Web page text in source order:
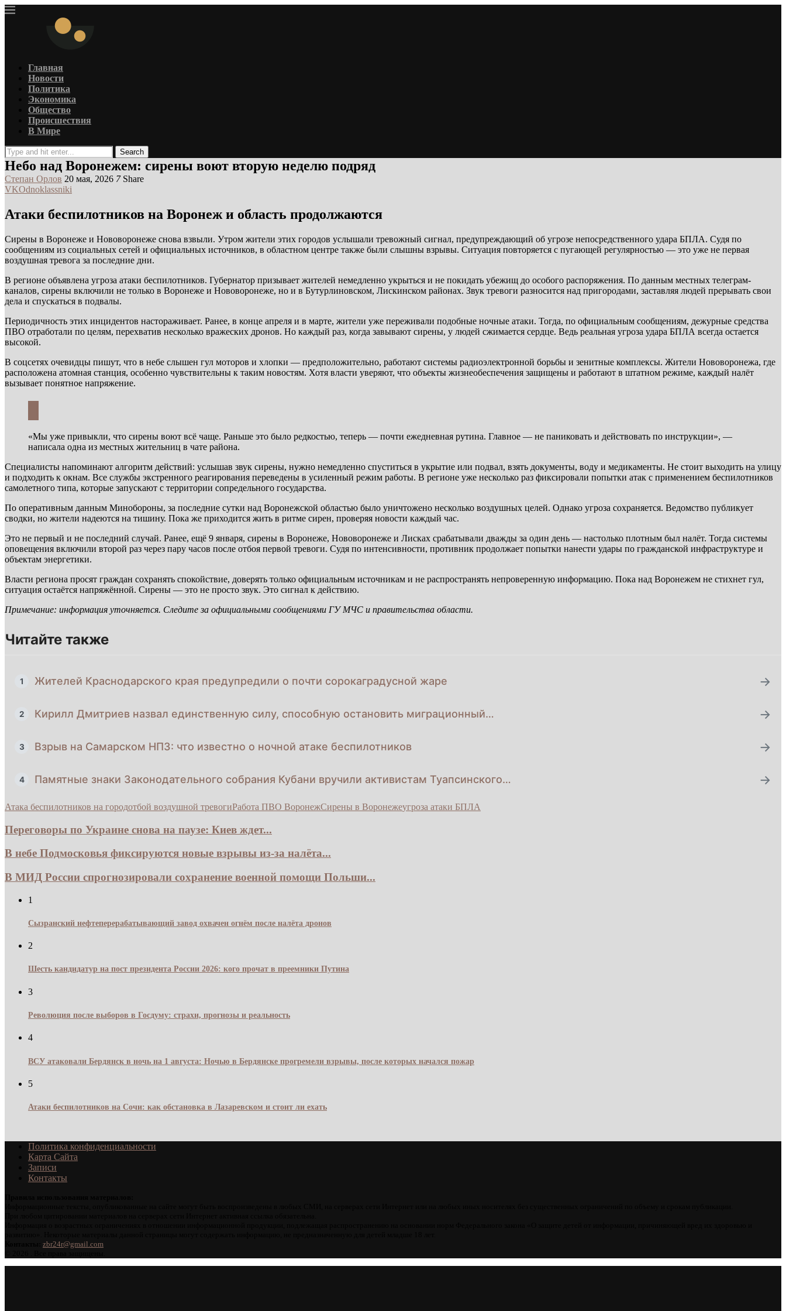
Главная
Новости
Политика
Экономика
Общество
Происшествия
В Мире
Search
Небо над Воронежем: сирены воют вторую неделю подряд
Степан Орлов 20 мая, 2026 7 Share
VKOdnoklassniki
Атаки беспилотников на Воронеж и область продолжаются
Сирены в Воронеже и Нововоронеже снова взвыли. Утром жители этих городов услышали тревожный сигнал, предупреждающий об угрозе непосредственного удара БПЛА. Судя по
сообщениям из социальных сетей и официальных источников, в областном центре также были слышны взрывы. Ситуация повторяется с пугающей регулярностью — это уже не первая
воздушная тревога за последние дни.
В регионе объявлена угроза атаки беспилотников. Губернатор призывает жителей немедленно укрыться и не покидать убежищ до особого распоряжения. По данным местных телеграм-
каналов, сирены включили не только в Воронеже и Нововоронеже, но и в Бутурлиновском, Лискинском районах. Звук тревоги разносится над пригородами, заставляя людей прерывать свои
дела и спускаться в подвалы.
Периодичность этих инцидентов настораживает. Ранее, в конце апреля и в марте, жители уже переживали подобные ночные атаки. Тогда, по официальным сообщениям, дежурные средства
ПВО отработали по целям, перехватив несколько вражеских дронов. Но каждый раз, когда завывают сирены, у людей сжимается сердце. Ведь реальная угроза удара БПЛА всегда остается
высокой.
В соцсетях очевидцы пишут, что в небе слышен гул моторов и хлопки — предположительно, работают системы радиоэлектронной борьбы и зенитные комплексы. Жители Нововоронежа, где
расположена атомная станция, особенно чувствительны к таким новостям. Хотя власти уверяют, что объекты жизнеобеспечения защищены и работают в штатном режиме, каждый налёт
вызывает понятное напряжение.
«Мы уже привыкли, что сирены воют всё чаще. Раньше это было редкостью, теперь — почти ежедневная рутина. Главное — не паниковать и действовать по инструкции», —
написала одна из местных жительниц в чате района.
Специалисты напоминают алгоритм действий: услышав звук сирены, нужно немедленно спуститься в укрытие или подвал, взять документы, воду и медикаменты. Не стоит выходить на улицу
и подходить к окнам. Все службы экстренного реагирования переведены в усиленный режим работы. В регионе уже несколько раз фиксировали попытки атак с применением беспилотников
самолетного типа, которые запускают с территории сопредельного государства.
По оперативным данным Минобороны, за последние сутки над Воронежской областью было уничтожено несколько воздушных целей. Однако угроза сохраняется. Ведомство публикует
сводки, но жители надеются на тишину. Пока же приходится жить в ритме сирен, проверяя новости каждый час.
Это не первый и не последний случай. Ранее, ещё 9 января, сирены в Воронеже, Нововоронеже и Лисках срабатывали дважды за один день — настолько плотным был налёт. Тогда системы
оповещения включили второй раз через пару часов после отбоя первой тревоги. Судя по интенсивности, противник продолжает попытки нанести удары по гражданской инфраструктуре и
объектам энергетики.
Власти региона просят граждан сохранять спокойствие, доверять только официальным источникам и не распространять непроверенную информацию. Пока над Воронежем не стихнет гул,
ситуация остаётся напряжённой. Сирены — это не просто звук. Это сигнал к действию.
Примечание: информация уточняется. Следите за официальными сообщениями ГУ МЧС и правительства области.
Читайте также
1 Жителей Краснодарского края предупредили о почти сорокаградусной жаре →
2 Кирилл Дмитриев назвал единственную силу, способную остановить миграционный… →
3 Взрыв на Самарском НПЗ: что известно о ночной атаке беспилотников →
4 Памятные знаки Законодательного собрания Кубани вручили активистам Туапсинского… →
Атака беспилотников на городотбой воздушной тревогиРабота ПВО ВоронежСирены в Воронежеугроза атаки БПЛА
Переговоры по Украине снова на паузе: Киев ждет...
В небе Подмосковья фиксируются новые взрывы из-за налёта...
В МИД России спрогнозировали сохранение военной помощи Польши...
1
Сызранский нефтеперерабатывающий завод охвачен огнём после налёта дронов
2
Шесть кандидатур на пост президента России 2026: кого прочат в преемники Путина
3
Революция после выборов в Госдуму: страхи, прогнозы и реальность
4
ВСУ атаковали Бердянск в ночь на 1 августа: Ночью в Бердянске прогремели взрывы, после которых начался пожар
5
Атаки беспилотников на Сочи: как обстановка в Лазаревском и стоит ли ехать
Политика конфиденциальности
Карта Сайта
Записи
Контакты
zbr24r@gmail.com